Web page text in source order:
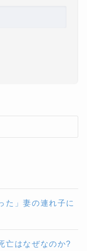
た」妻の連れ子に
亡はなぜなのか?